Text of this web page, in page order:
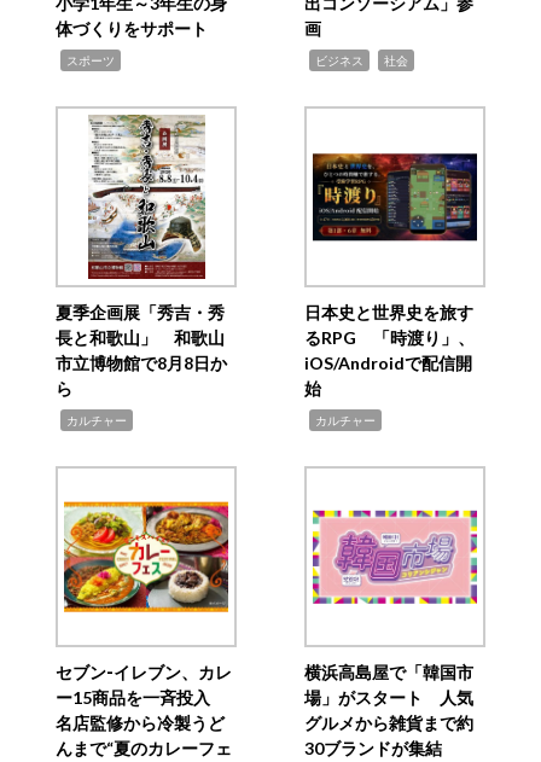
体づくりをサポート
スポーツ
画
ビジネス 社会
夏季企画展「秀吉・秀
長と和歌山」 和歌山
市立博物館で8月8日か
ら
カルチャー
日本史と世界史を旅す
るRPG 「時渡り」、
iOS/Androidで配信開
始
カルチャー
セブン‐イレブン、カレ
ー15商品を一斉投入
名店監修から冷製うど
んまで“夏のカレーフェ
横浜高島屋で「韓国市
場」がスタート 人気
グルメから雑貨まで約
30ブランドが集結